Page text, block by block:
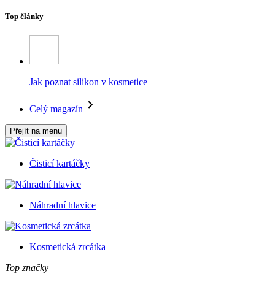
Top články
Jak poznat silikon v kosmetice
Celý magazín
Přejít na menu
Čisticí kartáčky
Náhradní hlavice
Kosmetická zrcátka
Top značky